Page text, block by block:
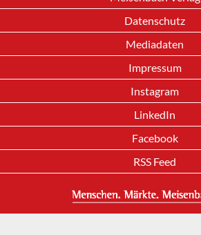
Datenschutz
Mediadaten
Impressum
Instagram
LinkedIn
Facebook
RSS Feed